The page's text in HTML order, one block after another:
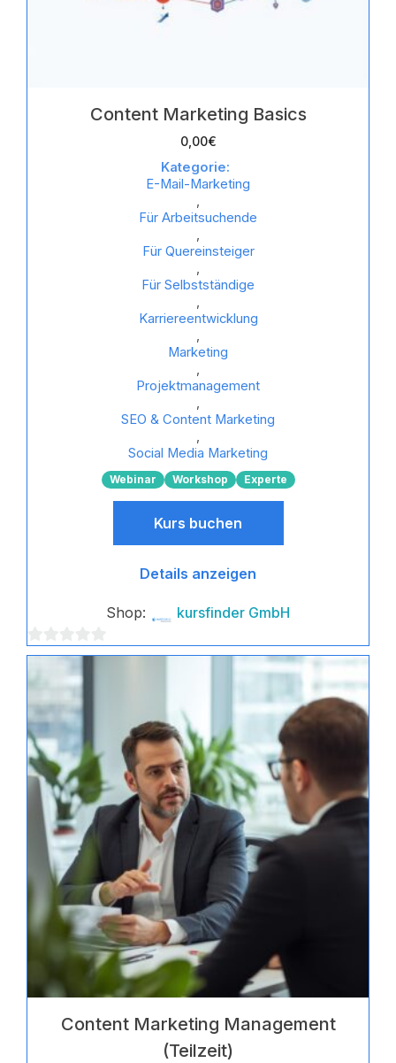
Content Marketing Basics
0,00€
Kategorie:
E-Mail-Marketing
Für Arbeitsuchende
Für Quereinsteiger
Für Selbstständige
Karriereentwicklung
Marketing
Projektmanagement
SEO & Content Marketing
Social Media Marketing
Webinar Workshop Experte
Kurs buchen
Details anzeigen
Shop: kursfinder GmbH
0
von
Content Marketing Management
(Teilzeit)